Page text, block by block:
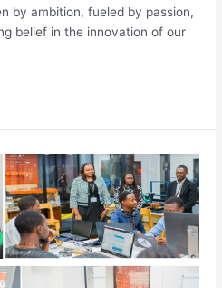
by ambition, fueled by passion,
belief in the innovation of our